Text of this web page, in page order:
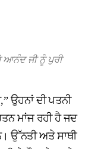
ਆਨੰਦ ਜੀ ਨੂੰ ਪੁਰੀ
ਉਹਨਾਂ ਦੀ ਪਤਨੀ
ਮਾਂਜ ਰਹੀ ਹੈ ਜਦ
ਉੱਨਤੀ ਅਤੇ ਸਾਥੀ